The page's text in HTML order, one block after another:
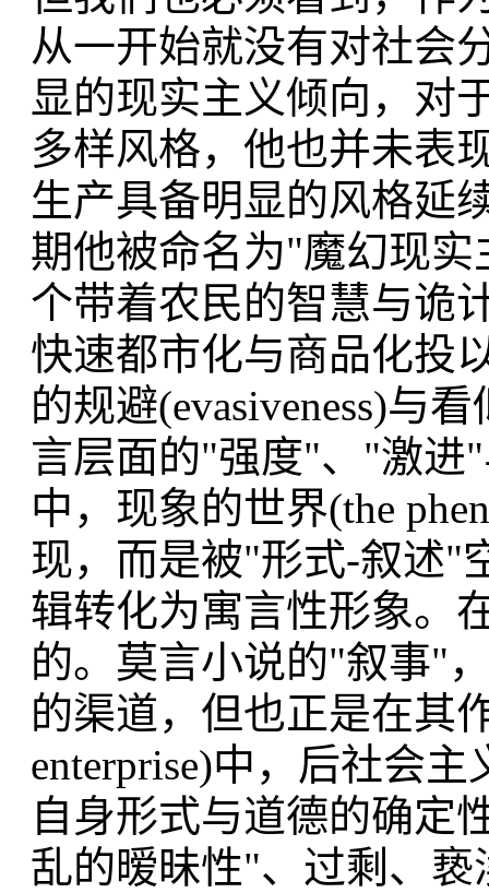
从一开始就没有对社会
显的现实主义倾向，对
多样风格，他也并未表
生产具备明显的风格延
期他被命名为"魔幻现
个带着农民的智慧与诡
快速都市化与商品化投
的规避(evasiveness)与
言层面的"强度"、"激进
中，现象的世界(the
现，而是被"形式-叙述"
辑转化为寓言性形象。
的。莫言小说的"叙事"
的渠道，但也正是在其
enterprise)中，后社会
自身形式与道德的确定
乱的暧昧性"、过剩、